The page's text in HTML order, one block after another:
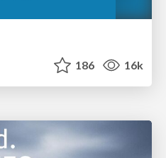
186 16k